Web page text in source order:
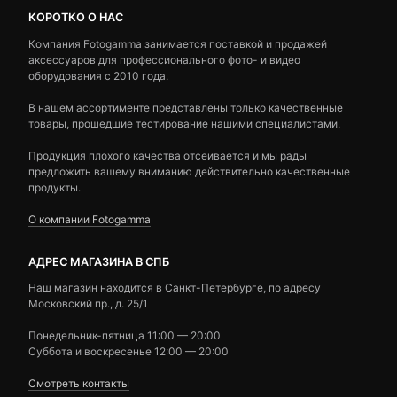
КОРОТКО О НАС
Компания Fotogamma занимается поставкой и продажей
аксессуаров для профессионального фото- и видео
оборудования с 2010 года.
В нашем ассортименте представлены только качественные
товары, прошедшие тестирование нашими специалистами.
Продукция плохого качества отсеивается и мы рады
предложить вашему вниманию действительно качественные
продукты.
О компании Fotogamma
АДРЕС МАГАЗИНА В СПБ
Наш магазин находится в Санкт-Петербурге, по адресу
Московский пр., д. 25/1
Понедельник-пятница 11:00 — 20:00
Суббота и воскресенье 12:00 — 20:00
Смотреть контакты